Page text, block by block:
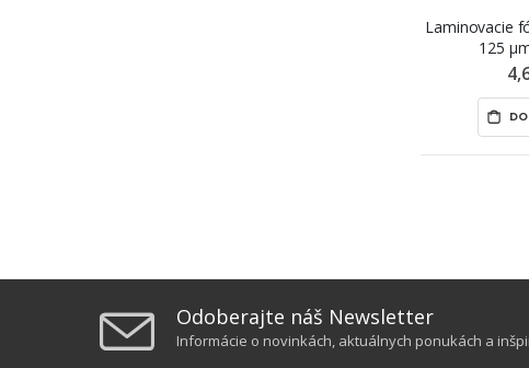
Laminovacie
125
Odoberajte náš Newsletter
Informácie o novinkách, aktuálnych ponukách a